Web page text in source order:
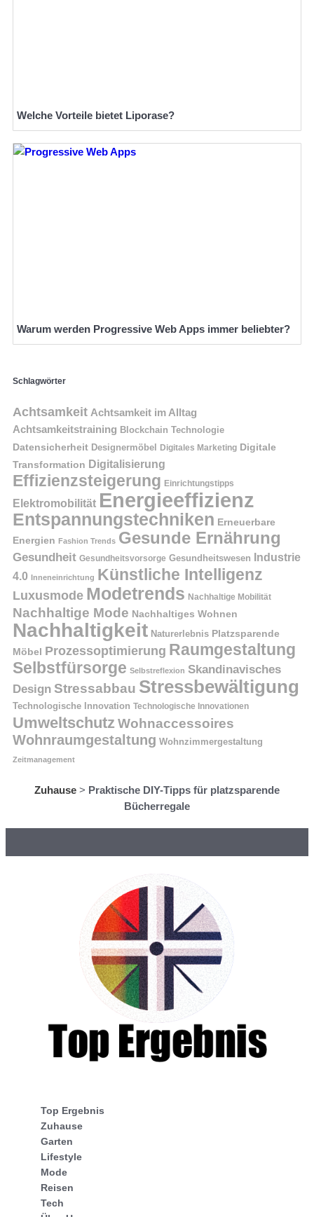
Welche Vorteile bietet Liporase?
Warum werden Progressive Web Apps immer beliebter?
Schlagwörter
Achtsamkeit Achtsamkeit im Alltag
Achtsamkeitstraining Blockchain Technologie
Datensicherheit Designermöbel Digitales Marketing Digitale
Transformation Digitalisierung
Effizienzsteigerung Einrichtungstipps
Elektromobilität Energieeffizienz
Entspannungstechniken Erneuerbare
Energien Fashion Trends Gesunde Ernährung
Gesundheit Gesundheitsvorsorge Gesundheitswesen Industrie
4.0 Inneneinrichtung Künstliche Intelligenz
Luxusmode Modetrends Nachhaltige Mobilität
Nachhaltige Mode Nachhaltiges Wohnen
Nachhaltigkeit Naturerlebnis Platzsparende
Möbel
Prozessoptimierung Raumgestaltung
Selbstfürsorge Selbstreflexion Skandinavisches
Design Stressabbau Stressbewältigung
Technologische Innovation Technologische Innovationen
Umweltschutz Wohnaccessoires
Wohnraumgestaltung Wohnzimmergestaltung
Zeitmanagement
Zuhause > Praktische DIY-Tipps für platzsparende
Bücherregale
Top Ergebnis
Zuhause
Garten
Lifestyle
Mode
Reisen
Tech